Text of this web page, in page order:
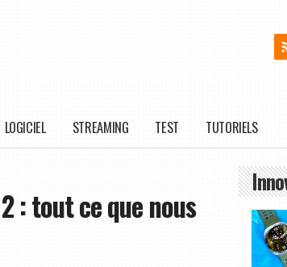
LOGICIEL STREAMING TEST TUTORIELS
: tout ce que nous